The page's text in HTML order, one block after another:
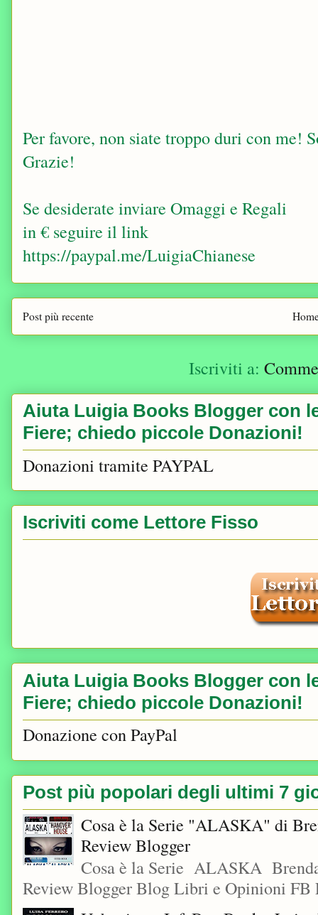
Per favore, non siate troppo duri con
Grazie!
Se desiderate inviare Omaggi e Regali
in € seguire il link
https://paypal.me/LuigiaChianese
Post più recente
Iscriviti a:
Aiuta Luigia Books Blogger con
Fiere; chiedo piccole Donazioni!
Donazioni tramite PAYPAL
Iscriviti come Lettore Fisso
Aiuta Luigia Books Blogger con
Fiere; chiedo piccole Donazioni!
Donazione con PayPal
Post più popolari degli ultimi 7
Cosa è la Serie "ALASKA" di
Review Blogger
Cosa è la Serie ALASKA
Review Blogger Blog Libri e Opinioni